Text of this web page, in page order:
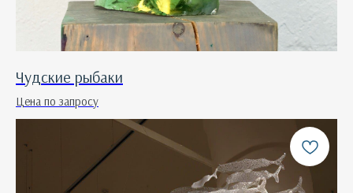
Чудские рыбаки
Цена по запросу